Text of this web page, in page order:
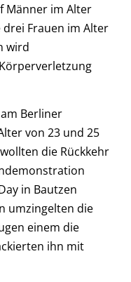
Männer im Alter
drei Frauen im Alter
wird
Berliner
von 23 und 25
die Rückkehr
in Bautzen
umzingelten die
einem die
ihn mit